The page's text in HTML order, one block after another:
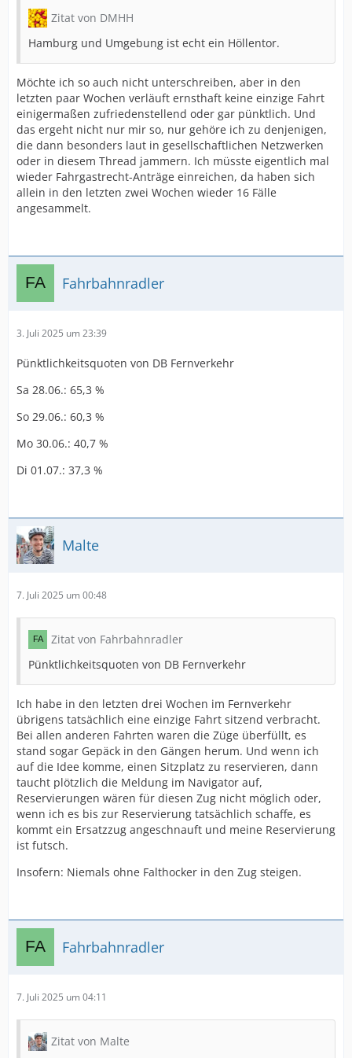
Zitat von DMHH
Hamburg und Umgebung ist echt ein Höllentor.
Möchte ich so auch nicht unterschreiben, aber in den
letzten paar Wochen verläuft ernsthaft keine einzige Fahrt
einigermaßen zufriedenstellend oder gar pünktlich. Und
das ergeht nicht nur mir so, nur gehöre ich zu denjenigen,
die dann besonders laut in gesellschaftlichen Netzwerken
oder in diesem Thread jammern. Ich müsste eigentlich mal
wieder Fahrgastrecht-Anträge einreichen, da haben sich
allein in den letzten zwei Wochen wieder 16 Fälle
angesammelt.
Fahrbahnradler
3. Juli 2025 um 23:39
Pünktlichkeitsquoten von DB Fernverkehr
Sa 28.06.: 65,3 %
So 29.06.: 60,3 %
Mo 30.06.: 40,7 %
Di 01.07.: 37,3 %
Malte
7. Juli 2025 um 00:48
Zitat von Fahrbahnradler
Pünktlichkeitsquoten von DB Fernverkehr
Ich habe in den letzten drei Wochen im Fernverkehr
übrigens tatsächlich eine einzige Fahrt sitzend verbracht.
Bei allen anderen Fahrten waren die Züge überfüllt, es
stand sogar Gepäck in den Gängen herum. Und wenn ich
auf die Idee komme, einen Sitzplatz zu reservieren, dann
taucht plötzlich die Meldung im Navigator auf,
Reservierungen wären für diesen Zug nicht möglich oder,
wenn ich es bis zur Reservierung tatsächlich schaffe, es
kommt ein Ersatzzug angeschnauft und meine Reservierung
ist futsch.
Insofern: Niemals ohne Falthocker in den Zug steigen.
Fahrbahnradler
7. Juli 2025 um 04:11
Zitat von Malte